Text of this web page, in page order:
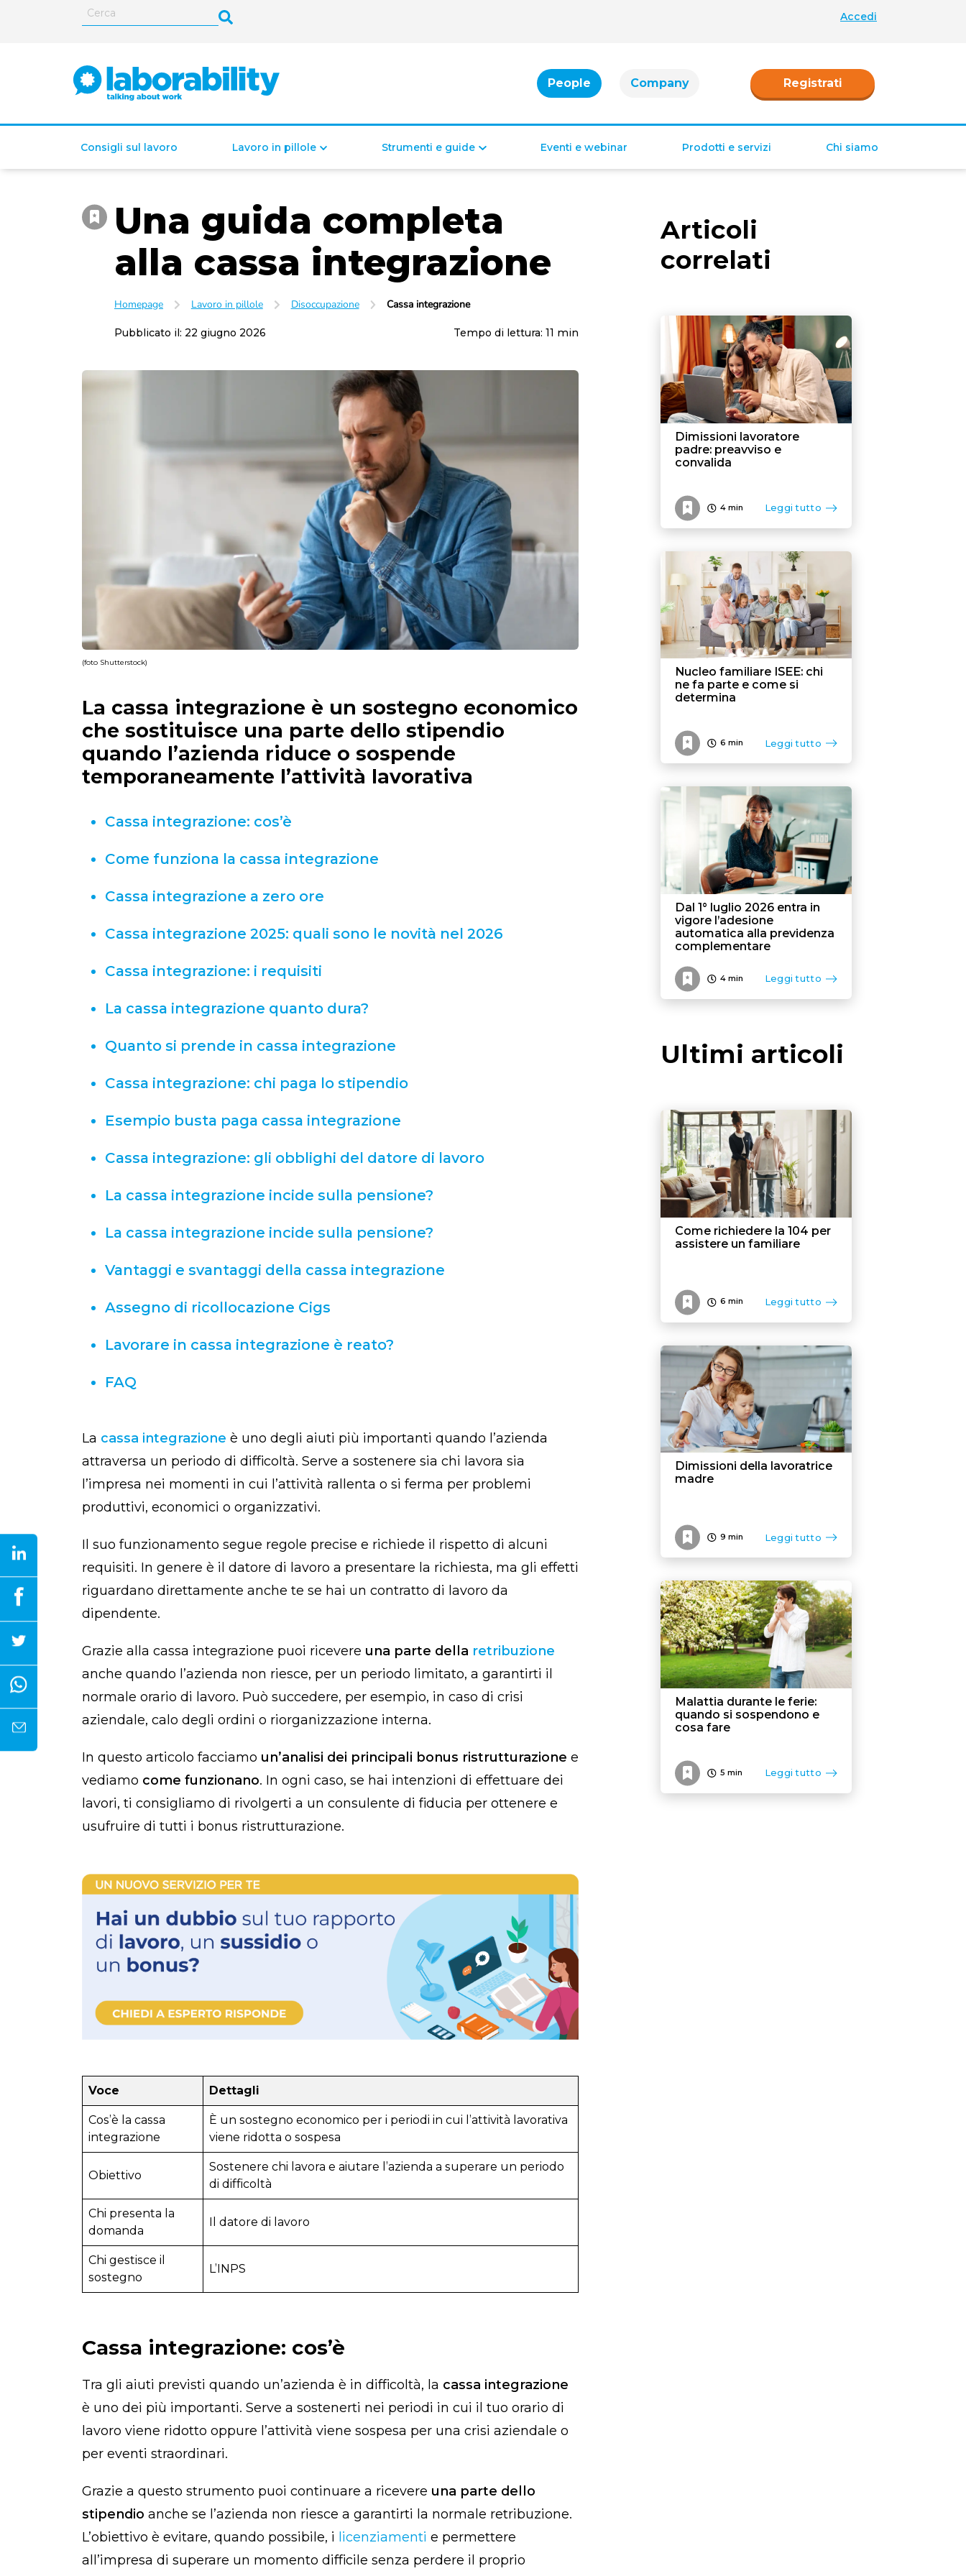
Accedi
People Company Registrati
Consigli sul lavoro Lavoro in pillole
ISEE (Indicatore della
Situazione Economica
Equivalente)
Indennità di disoccupazione
Tredicesima e
TFR
Lavoro subordinato
Infortunio sul lavoro
Mobbing sul lavoro
Enti bilaterali
Contributi
Fringe benefit
Flexible benefit
Strumenti e guide Eventi e webinar Prodotti e servizi Chi siamo
Una guida completa
alla cassa integrazione
Homepage Lavoro in pillole Disoccupazione Cassa integrazione
Pubblicato il: 22 giugno 2026 Tempo di lettura: 11 min
(foto Shutterstock)
La cassa integrazione è un sostegno economico
che sostituisce una parte dello stipendio
quando l’azienda riduce o sospende
temporaneamente l’attività lavorativa
Cassa integrazione: cos’è​
Come funziona la cassa integrazione
Cassa integrazione a zero ore
Cassa integrazione 2025: quali sono le novità nel 2026
Cassa integrazione: i requisiti​
La cassa integrazione quanto dura?
Quanto si prende in cassa integrazione
Cassa integrazione: chi paga lo stipendio
Esempio busta paga cassa integrazione
Cassa integrazione: gli obblighi del datore di lavoro​
La cassa integrazione incide sulla pensione​?
La cassa integrazione incide sulla pensione​?
Vantaggi e svantaggi della cassa integrazione
Assegno di ricollocazione Cigs
Lavorare in cassa integrazione è reato?
FAQ
La cassa integrazione è uno degli aiuti più importanti quando l’azienda
attraversa un periodo di difficoltà. Serve a sostenere sia chi lavora sia
l’impresa nei momenti in cui l’attività rallenta o si ferma per problemi
produttivi, economici o organizzativi.
Il suo funzionamento segue regole precise e richiede il rispetto di alcuni
requisiti. In genere è il datore di lavoro a presentare la richiesta, ma gli effetti
riguardano direttamente anche te se hai un contratto di lavoro da
dipendente.
Grazie alla cassa integrazione puoi ricevere una parte della retribuzione
anche quando l’azienda non riesce, per un periodo limitato, a garantirti il
normale orario di lavoro. Può succedere, per esempio, in caso di crisi
aziendale, calo degli ordini o riorganizzazione interna.
In questo articolo facciamo un’analisi dei principali bonus ristrutturazione e
vediamo come funzionano. In ogni caso, se hai intenzioni di effettuare dei
lavori, ti consigliamo di rivolgerti a un consulente di fiducia per ottenere e
usufruire di tutti i bonus ristrutturazione.
Voce Dettagli
Cos’è la cassa
integrazione
È un sostegno economico per i periodi in cui l’attività lavorativa
viene ridotta o sospesa
Obiettivo
Sostenere chi lavora e aiutare l’azienda a superare un periodo
di difficoltà
Chi presenta la
domanda
Il datore di lavoro
Chi gestisce il
sostegno
L’INPS
Cassa integrazione: cos’è​
Tra gli aiuti previsti quando un’azienda è in difficoltà, la cassa integrazione
è uno dei più importanti. Serve a sostenerti nei periodi in cui il tuo orario di
lavoro viene ridotto oppure l’attività viene sospesa per una crisi aziendale o
per eventi straordinari.
Grazie a questo strumento puoi continuare a ricevere una parte dello
stipendio anche se l’azienda non riesce a garantirti la normale retribuzione.
L’obiettivo è evitare, quando possibile, i licenziamenti e permettere
all’impresa di superare un momento difficile senza perdere il proprio
Articoli
correlati
Dimissioni lavoratore
padre: preavviso e
convalida
4 min Leggi tutto
Nucleo familiare ISEE: chi
ne fa parte e come si
determina
6 min Leggi tutto
Dal 1° luglio 2026 entra in
vigore l’adesione
automatica alla previdenza
complementare
4 min Leggi tutto
Ultimi articoli
Come richiedere la 104 per
assistere un familiare
6 min Leggi tutto
Dimissioni della lavoratrice
madre
9 min Leggi tutto
Malattia durante le ferie:
quando si sospendono e
cosa fare
5 min Leggi tutto